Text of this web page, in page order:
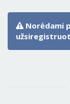
Norėdami